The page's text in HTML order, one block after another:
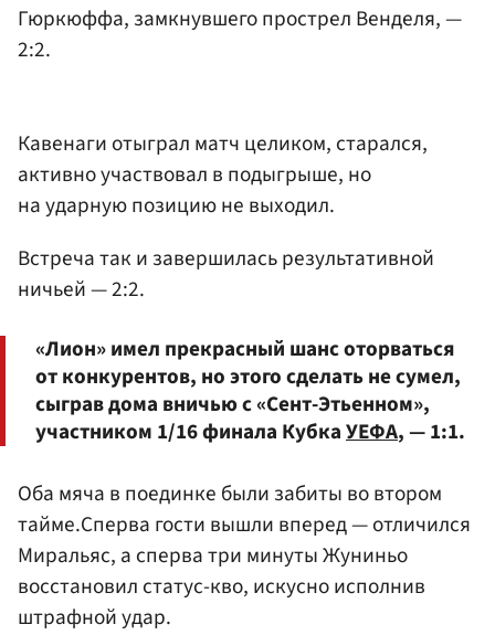
Гюркюффа, замкнувшего прострел Венделя, —
2:2.
Кавенаги отыграл матч целиком, старался,
активно участвовал в подыгрыше, но
на ударную позицию не выходил.
Встреча так и завершилась результативной
ничьей — 2:2.
«Лион» имел прекрасный шанс оторваться
от конкурентов, но этого сделать не сумел,
сыграв дома вничью с «Сент-Этьенном»,
участником 1/16 финала КубкаУЕФА, — 1:1.
Оба мяча в поединке были забиты во втором
тайме.Сперва гости вышли вперед — отличился
Миральяс, а сперва три минуты Жуниньо
восстановил статус-кво, искусно исполнив
штрафной удар.